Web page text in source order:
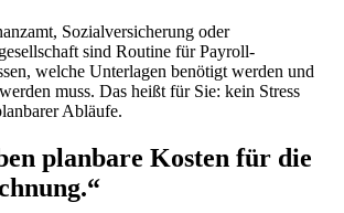
Sozialversicherung oder
sind Routine für Payroll-
welche Unterlagen benötigt werden und
muss. Das heißt für Sie: kein Stress
Abläufe.
planbare Kosten für die